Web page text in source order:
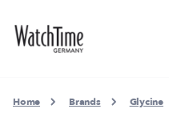
Home Brands Glycine